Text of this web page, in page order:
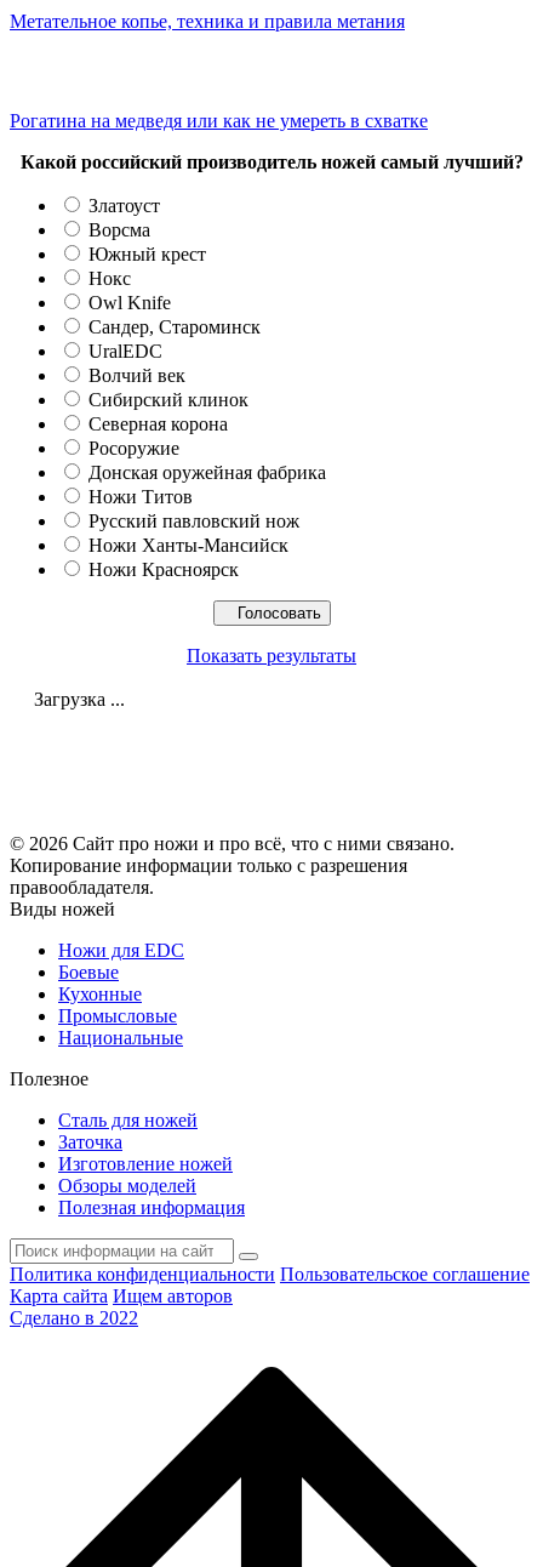
Метательное копье, техника и правила метания
Рогатина на медведя или как не умереть в схватке
Какой российский производитель ножей самый лучший?
Златоуст
Ворсма
Южный крест
Нокс
Owl Knife
Сандер, Староминск
UralEDC
Волчий век
Сибирский клинок
Северная корона
Росоружие
Донская оружейная фабрика
Ножи Титов
Русский павловский нож
Ножи Ханты-Мансийск
Ножи Красноярск
Показать результаты
Загрузка ...
© 2026 Сайт про ножи и про всё, что с ними связано.
Копирование информации только с разрешения
правообладателя.
Виды ножей
Ножи для EDC
Боевые
Кухонные
Промысловые
Национальные
Полезное
Сталь для ножей
Заточка
Изготовление ножей
Обзоры моделей
Полезная информация
Политика конфиденциальности Пользовательское соглашение
Карта сайта Ищем авторов
Сделано в 2022